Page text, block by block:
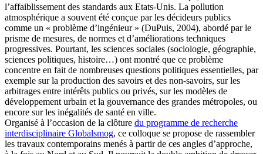
l’affaiblissement des standards aux Etats-Unis. La pollution
atmosphérique a souvent été conçue par les décideurs publics
comme un « problème d’ingénieur » (DuPuis, 2004), abordé par le
prisme de mesures, de normes et d’améliorations techniques
progressives. Pourtant, les sciences sociales (sociologie, géographie,
sciences politiques, histoire…) ont montré que ce problème
concentre en fait de nombreuses questions politiques essentielles, par
exemple sur la production des savoirs et des non-savoirs, sur les
arbitrages entre intérêts publics ou privés, sur les modèles de
développement urbain et la gouvernance des grandes métropoles, ou
encore sur les inégalités de santé en ville.
Organisé à l’occasion de la clôture du programme de recherche
interdisciplinaire Globalsmog, ce colloque se propose de rassembler
les travaux contemporains menés à partir de ces angles d’approche,